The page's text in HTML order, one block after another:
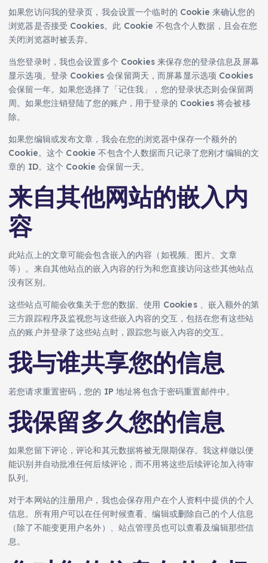
如果您访问我的登录页，我会设置一个临时的 Cookie 来确认您的
浏览器是否接受 Cookies。此 Cookie 不包含个人数据，且会在您
关闭浏览器时被丢弃。
当您登录时，我也会设置多个 Cookies 来保存您的登录信息及屏幕
显示选项。登录 Cookies 会保留两天，而屏幕显示选项 Cookies
会保留一年。如果您选择了「记住我」，您的登录状态则会保留两
周。如果您注销登陆了您的账户，用于登录的 Cookies 将会被移
除。
如果您编辑或发布文章，我会在您的浏览器中保存一个额外的
Cookie。这个 Cookie 不包含个人数据而只记录了您刚才编辑的文
章的 ID。这个 Cookie 会保留一天。
来自其他网站的嵌入内
容
此站点上的文章可能会包含嵌入的内容（如视频、图片、文章
等）。来自其他站点的嵌入内容的行为和您直接访问这些其他站点
没有区别。
这些站点可能会收集关于您的数据、使用 Cookies 、嵌入额外的第
三方跟踪程序及监视您与这些嵌入内容的交互，包括在您有这些站
点的账户并登录了这些站点时，跟踪您与嵌入内容的交互。
我与谁共享您的信息
若您请求重置密码，您的 IP 地址将包含于密码重置邮件中。
我保留多久您的信息
如果您留下评论，评论和其元数据将被无限期保存。我这样做以便
能识别并自动批准任何后续评论，而不用将这些后续评论加入待审
队列。
对于本网站的注册用户，我也会保存用户在个人资料中提供的个人
信息。所有用户可以在任何时候查看、编辑或删除自己的个人信息
（除了不能变更用户名外）、站点管理员也可以查看及编辑那些信
息。